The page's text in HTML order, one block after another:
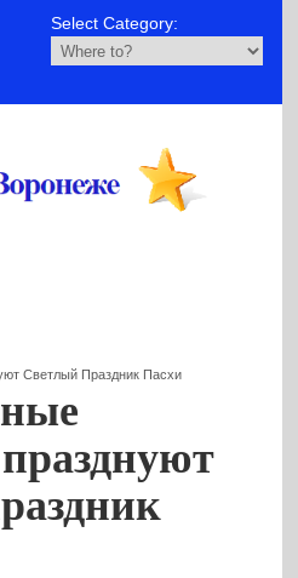
Select Category:
Светлый Праздник Пасхи